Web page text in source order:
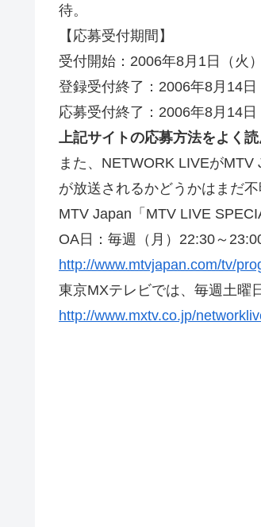
待。
【応募受付期間】
受付開始：2006年8月1日（火
登録受付終了：2006年8月14
応募受付終了：2006年8月14
上記サイトの応募方法をよく
また、NETWORK LIVEが
が放送されるかどうかはまだ不
MTV Japan「MTV LIVE
OA日：毎週（月）22:30～
http://www.mtvjapan.com/tv/
東京MXテレビでは、毎週土曜
http://www.mxtv.co.jp/